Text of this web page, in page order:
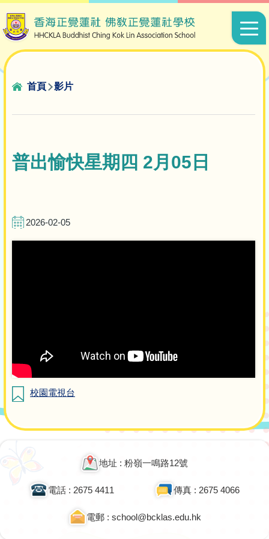
移至主內容
Main
導首頁 影片
普出愉快星期四 2月05日
2026-02-05
校園電視台
地址 : 粉嶺一鳴路12號
電話 : 2675 4411 傳真 : 2675 4066
電郵 : school@bcklas.edu.hk